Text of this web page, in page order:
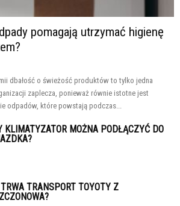
pomagają utrzymać higienę
dbałość o świeżość produktów to tylko jedna
zaplecza, ponieważ równie istotne jest
odpadów, które powstają podczas...
KLIMATYZATOR MOŻNA PODŁĄCZYĆ DO
TRWA TRANSPORT TOYOTY Z